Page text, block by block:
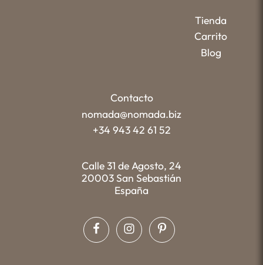
Tienda
Carrito
Blog
Contacto
nomada@nomada.biz
+34 943 42 61 52
Calle 31 de Agosto, 24
20003 San Sebastián
España